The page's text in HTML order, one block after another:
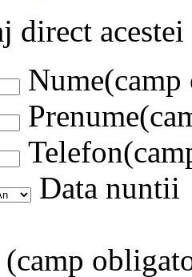
direct
Data nuntii
(camp